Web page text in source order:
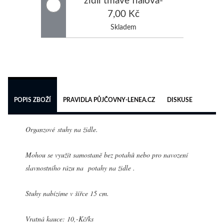
zapůjčení (mašli si
půjčuji bez potahu na
židli)
7,00 Kč
Skladem
POPIS ZBOŽÍ PRAVIDLA PŮJČOVNY-LENEA.CZ DISKUSE
Organzové stuhy na židle.
Mohou se využít samostaně bez potahů nebo pro navození
slavnostního rázu na potahy na židle .
Stuhy nabízíme v šířce 15 cm.
Vratná kauce: 10,-Kč/ks